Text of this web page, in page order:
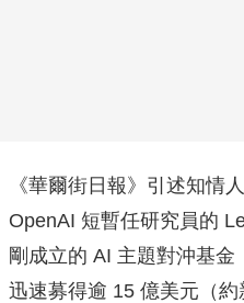
《華爾街日報》引述知情
OpenAI 短暫任研究員的
剛成立的 AI 主題對沖基金
迅速募得逾 15 億美元（